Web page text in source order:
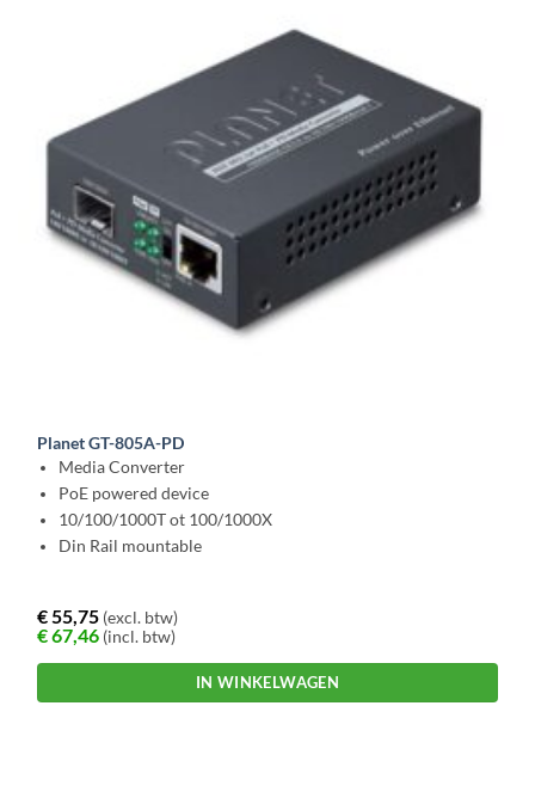
Planet GT-805A-PD
Media Converter
PoE powered device
10/100/1000T ot 100/1000X
Din Rail mountable
€55,75 (excl. btw)
€67,46 (incl. btw)
IN WINKELWAGEN